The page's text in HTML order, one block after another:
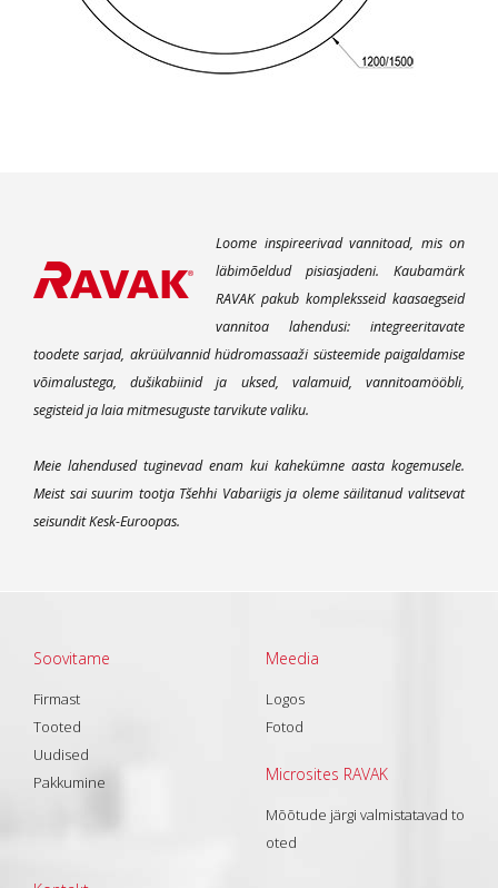
Loome inspireerivad vannitoad, mis on
läbimõeldud pisiasjadeni. Kaubamärk
RAVAK pakub kompleksseid kaasaegseid
vannitoa lahendusi: integreeritavate
toodete sarjad, akrüülvannid hüdromassaaži süsteemide paigaldamise
võimalustega, dušikabiinid ja uksed, valamuid, vannitoamööbli,
segisteid ja laia mitmesuguste tarvikute valiku.
Meie lahendused tuginevad enam kui kahekümne aasta kogemusele.
Meist sai suurim tootja Tšehhi Vabariigis ja oleme säilitanud valitsevat
seisundit Kesk-Euroopas.
Soovitame
Firmast
Tooted
Uudised
Pakkumine
Meedia
Logos
Fotod
Microsites RAVAK
Mõõtude järgi valmistatavad to
oted